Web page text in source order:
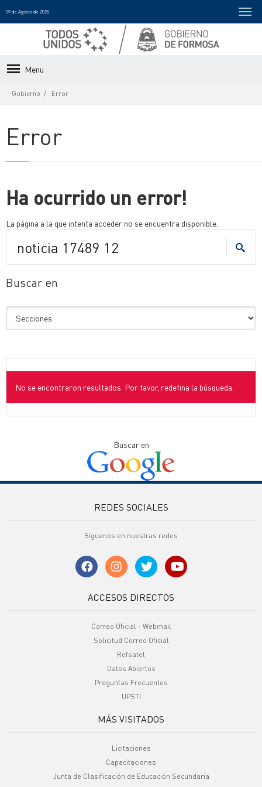
09 de Agosto de 2026
Menu
Gobierno Error
Error
Ha ocurrido un error!
La página a la que intenta acceder no se encuentra disponible.
Buscar en
No se encontraron resultados. Por favor, redefina la búsqueda.
Buscar en
REDES SOCIALES
Síguenos en nuestras redes
ACCESOS DIRECTOS
Correo Oficial - Webmail
Solicitud Correo Oficial
Refsatel
Datos Abiertos
Preguntas Frecuentes
UPSTI
MÁS VISITADOS
Licitaciones
Capacitaciones
Junta de Clasificación de Educación Secundaria